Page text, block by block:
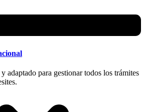
adaptado para gestionar todos los trámites